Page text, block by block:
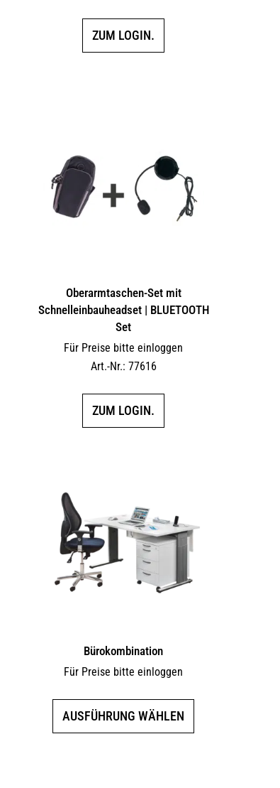
ZUM LOGIN.
Oberarmtaschen-Set mit
Schnelleinbauheadset | BLUETOOTH
Set
Für Preise bitte einloggen
Art.-Nr.: 77616
ZUM LOGIN.
Bürokombination
Für Preise bitte einloggen
AUSFÜHRUNG WÄHLEN